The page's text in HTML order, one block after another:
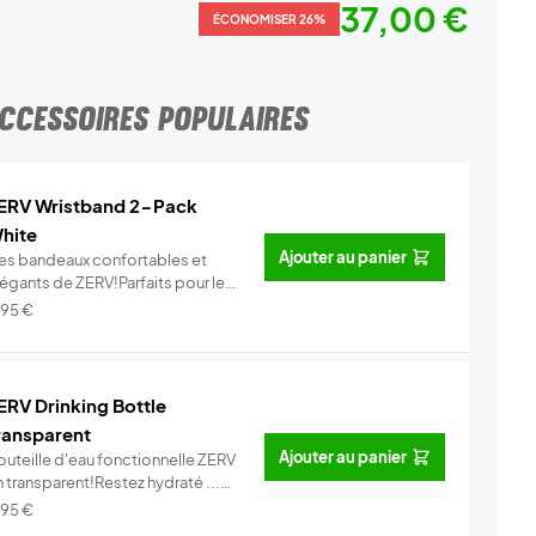
ÉCONOMISER 26% 37,00 €
POPULAIRES
Wristband 2-Pack
bandeaux confortables et
de ZERV!Parfaits pour le
Info
€
Ajouter au panier
Drinking Bottle
d'eau fonctionnelle ZERV
transparent!Restez hydraté ...
Info€
Ajouter au panier